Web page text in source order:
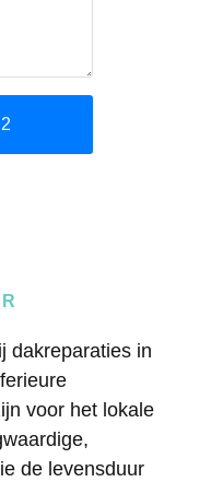
dakreparaties in
voor het lokale
de levensduur